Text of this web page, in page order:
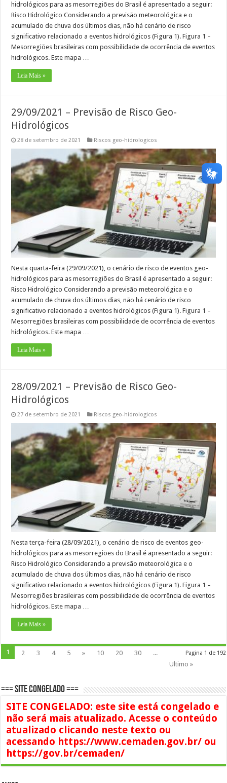
hidrológicos para as mesorregiões do Brasil é apresentado a seguir:
Risco Hidrológico Considerando a previsão meteorológica e o
acumulado de chuva dos últimos dias, não há cenário de risco
significativo relacionado a eventos hidrológicos (Figura 1). Figura 1 –
Mesorregiões brasileiras com possibilidade de ocorrência de eventos
hidrológicos. Este mapa …
Leia Mais »
29/09/2021 – Previsão de Risco Geo-
Hidrológicos
28 de setembro de 2021 Riscos geo-hidrologicos
Nesta quarta-feira (29/09/2021), o cenário de risco de eventos geo-
hidrológicos para as mesorregiões do Brasil é apresentado a seguir:
Risco Hidrológico Considerando a previsão meteorológica e o
acumulado de chuva dos últimos dias, não há cenário de risco
significativo relacionado a eventos hidrológicos (Figura 1). Figura 1 –
Mesorregiões brasileiras com possibilidade de ocorrência de eventos
hidrológicos. Este mapa …
Leia Mais »
28/09/2021 – Previsão de Risco Geo-
Hidrológicos
27 de setembro de 2021 Riscos geo-hidrologicos
Nesta terça-feira (28/09/2021), o cenário de risco de eventos geo-
hidrológicos para as mesorregiões do Brasil é apresentado a seguir:
Risco Hidrológico Considerando a previsão meteorológica e o
acumulado de chuva dos últimos dias, não há cenário de risco
significativo relacionado a eventos hidrológicos (Figura 1). Figura 1 –
Mesorregiões brasileiras com possibilidade de ocorrência de eventos
hidrológicos. Este mapa …
Leia Mais »
Pagina 1 de 192
1 2 3 4 5 » 10 20 30
...
Ultimo »
=== SITE CONGELADO ===
SITE CONGELADO: este site está congelado e
não será mais atualizado. Acesse o conteúdo
atualizado clicando neste texto ou
acessando https://www.cemaden.gov.br/ ou
https://gov.br/cemaden/